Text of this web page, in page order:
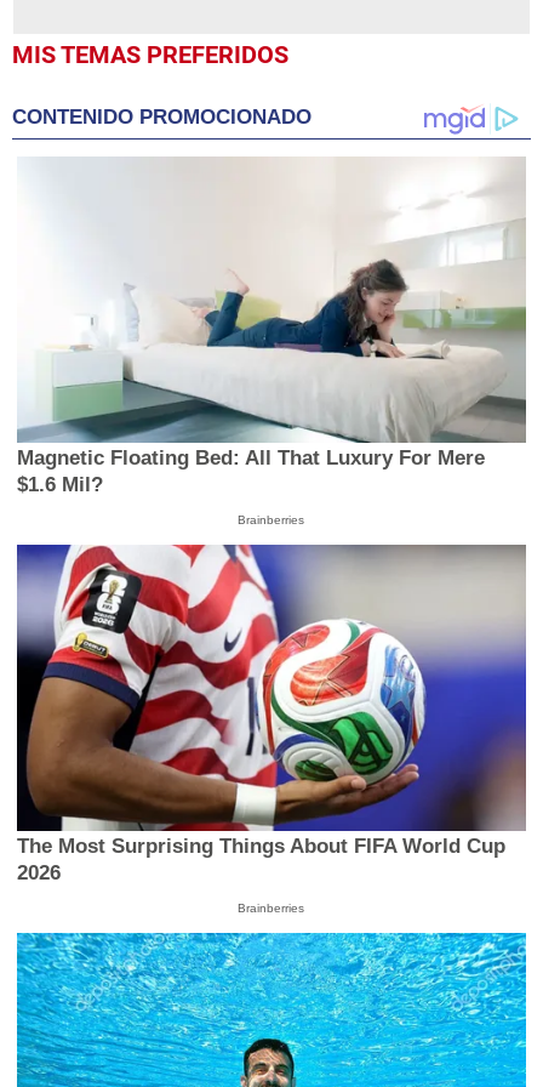
MIS TEMAS PREFERIDOS
CONTENIDO PROMOCIONADO
Magnetic Floating Bed: All That Luxury For Mere
$1.6 Mil?
Brainberries
The Most Surprising Things About FIFA World Cup
2026
Brainberries